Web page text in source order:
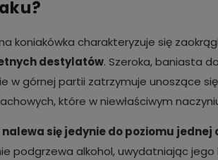
koniakówka charakteryzuje się
destylatów. Szeroka, baniasta
w górnej partii zatrzymuje unoszące
które w niewłaściwym
się jedynie do poziomu
podgrzewa alkohol, uwydatniając